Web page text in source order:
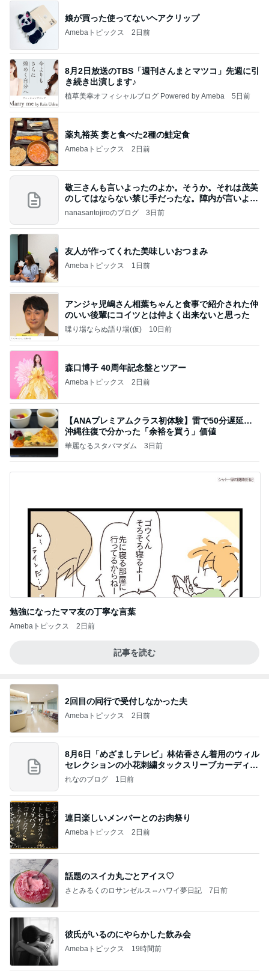
娘が買った使ってないヘアクリップ
Amebaトピックス 2日前
8月2日放送のTBS「週刊さんまとマツコ」先週に引
き続き出演します♪
植草美幸オフィシャルブログ Powered by Ameba 5日前
薬丸裕英 妻と食べた2種の鮭定食
Amebaトピックス 2日前
敬三さんも言いよったのよか。そうか。それは茂美
のしてはならない禁じ手だったな。陣内が言いよる
のよ
nanasantojiroのブログ 3日前
友人が作ってくれた美味しいおつまみ
Amebaトピックス 1日前
アンジャ児嶋さん相葉ちゃんと食事で紹介された仲
のいい後輩にコイツとは仲よく出来ないと思った
喋り場ならぬ語り場(仮) 10日前
森口博子 40周年記念盤とツアー
Amebaトピックス 2日前
【ANAプレミアムクラス初体験】雷で50分遅延…
沖縄往復で分かった「余裕を買う」価値
華麗なるスタバマダム 3日前
勉強になったママ友の丁寧な言葉
Amebaトピックス 2日前
記事を読む
2回目の同行で受付しなかった夫
Amebaトピックス 2日前
8月6日「めざましテレビ」林佑香さん着用のウィル
セレクションの小花刺繍タックスリーブカーディガ
ン
れなのブログ 1日前
連日楽しいメンバーとのお肉祭り
Amebaトピックス 2日前
話題のスイカ丸ごとアイス♡
さとみるくのロサンゼルス⇔ハワイ夢日記 7日前
彼氏がいるのにやらかした飲み会
Amebaトピックス 19時間前